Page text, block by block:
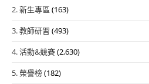
2. 新生專區 (163)
3. 教師研習 (493)
4. 活動&競賽(2,630)
5. 榮譽榜(182)